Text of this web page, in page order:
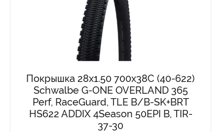
Покрышка 28x1.50 700x38C (40-622)
Schwalbe G-ONE OVERLAND 365
Perf, RaceGuard, TLE B/B-SK+BRT
HS622 ADDIX 4Season 50EPI B, TIR-
37-30